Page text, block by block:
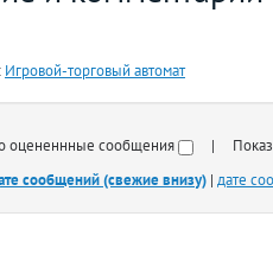
Игровой-торговый автомат
оцененнные сообщения
|
сообщений (свежие внизу) | дате